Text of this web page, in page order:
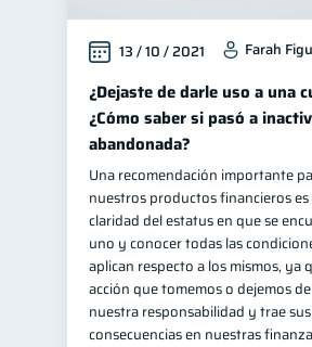
13 / 10 / 2021 Farah
¿Dejaste de darle uso a una
¿Cómo saber si pasó a
abandonada?
Una recomendación importante
nuestros productos financieros
claridad del estatus en que se
uno y conocer todas las
aplican respecto a los mismos, ya
acción que tomemos o dejemos
nuestra responsabilidad y trae sus
consecuencias en nuestras